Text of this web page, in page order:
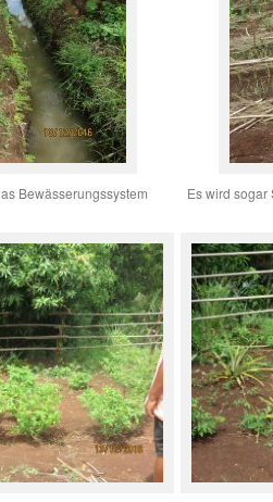
Bewässerungssystem Es wird sogar